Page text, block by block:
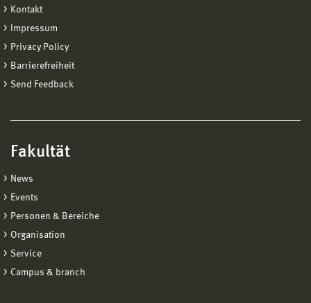
Kontakt
Impressum
Privacy Policy
Barrierefreiheit
Send Feedback
Fakultät
News
Events
Personen & Bereiche
Organisation
Service
Campus & branch